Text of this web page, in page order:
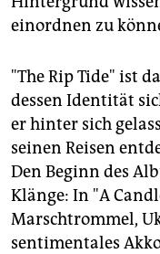
einordnen zu
"The Rip Tide" ist
dessen Identität
er hinter sich
seinen Reisen
Den Beginn des
Klänge: In "A
Marschtrommel,
sentimentales